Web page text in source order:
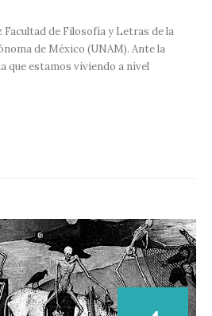
Facultad de Filosofía y Letras de la
de México (UNAM). Ante la
que estamos viviendo a nivel